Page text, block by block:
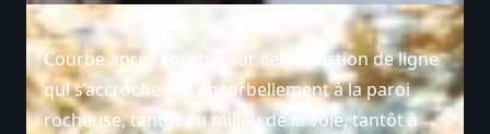
Courbe après courbe, sur cette portion de ligne
qui s’accroche par encorbellement à la paroi
rocheuse, tantôt au milieu de la voie, tantôt à